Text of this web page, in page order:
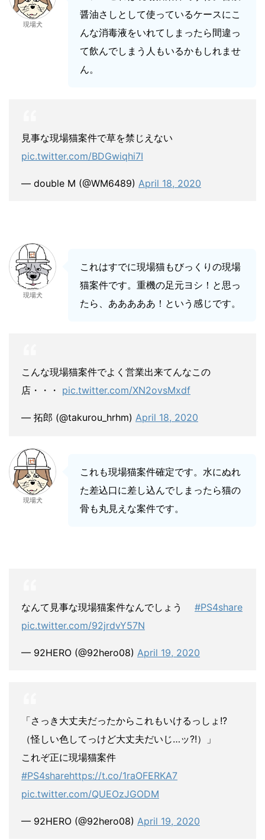
現場犬
醤油さしとして使っているケースにこ
んな消毒液をいれてしまったら間違っ
て飲んでしまう人もいるかもしれませ
ん。
見事な現場猫案件で草を禁じえない
pic.twitter.com/BDGwiqhi7I
— double M (@WM6489) April 18, 2020
現場犬
これはすでに現場猫もびっくりの現場
猫案件です。重機の足元ヨシ！と思っ
たら、あああああ！という感じです。
こんな現場猫案件でよく営業出来てんなこの
店・・・ pic.twitter.com/XN2ovsMxdf
— 拓郎 (@takurou_hrhm) April 18, 2020
現場犬
これも現場猫案件確定です。水にぬれ
た差込口に差し込んでしまったら猫の
骨も丸見えな案件です。
なんて見事な現場猫案件なんでしょう #PS4share
pic.twitter.com/92jrdvY57N
— 92HERO (@92hero08) April 19, 2020
「さっき大丈夫だったからこれもいけるっしょ!?
（怪しい色してっけど大丈夫だいじ…ッ?!）」
これぞ正に現場猫案件
#PS4sharehttps://t.co/1raOFERKA7
pic.twitter.com/QUEOzJGODM
— 92HERO (@92hero08) April 19, 2020